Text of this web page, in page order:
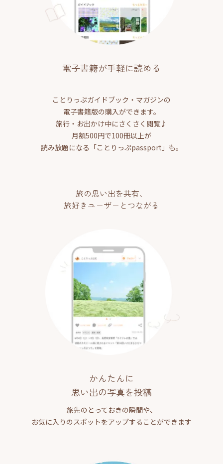
電子書籍が手軽に読める
ことりっぷガイドブック・マガジンの
電子書籍版の購入ができます。
旅行・お出かけ中にさくさく閲覧♪
月額500円で100冊以上が
読み放題になる「ことりっぷpassport」も。
旅の思い出を共有、
旅好きユーザーとつながる
かんたんに
思い出の写真を投稿
旅先のとっておきの瞬間や、
お気に入りのスポットをアップすることができます